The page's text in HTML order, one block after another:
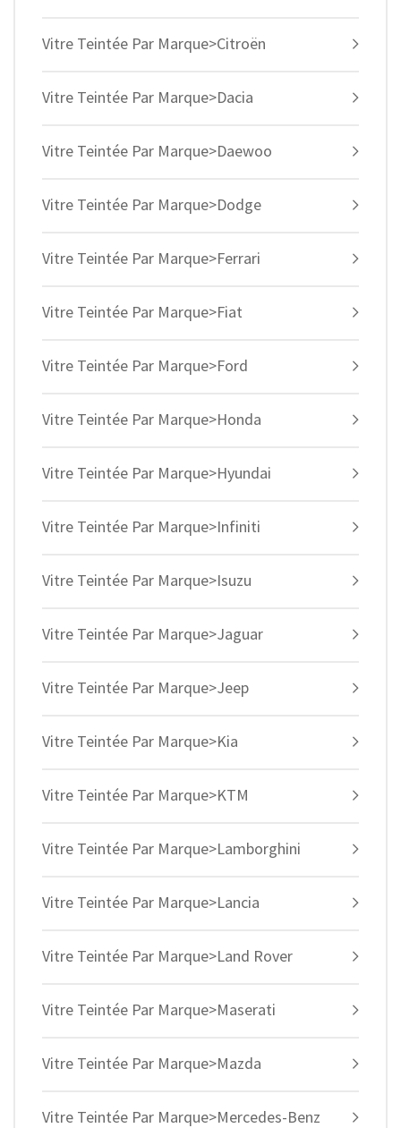
Vitre Teintée Par Marque>Citroën
Vitre Teintée Par Marque>Dacia
Vitre Teintée Par Marque>Daewoo
Vitre Teintée Par Marque>Dodge
Vitre Teintée Par Marque>Ferrari
Vitre Teintée Par Marque>Fiat
Vitre Teintée Par Marque>Ford
Vitre Teintée Par Marque>Honda
Vitre Teintée Par Marque>Hyundai
Vitre Teintée Par Marque>Infiniti
Vitre Teintée Par Marque>Isuzu
Vitre Teintée Par Marque>Jaguar
Vitre Teintée Par Marque>Jeep
Vitre Teintée Par Marque>Kia
Vitre Teintée Par Marque>KTM
Vitre Teintée Par Marque>Lamborghini
Vitre Teintée Par Marque>Lancia
Vitre Teintée Par Marque>Land Rover
Vitre Teintée Par Marque>Maserati
Vitre Teintée Par Marque>Mazda
Vitre Teintée Par Marque>Mercedes-Benz